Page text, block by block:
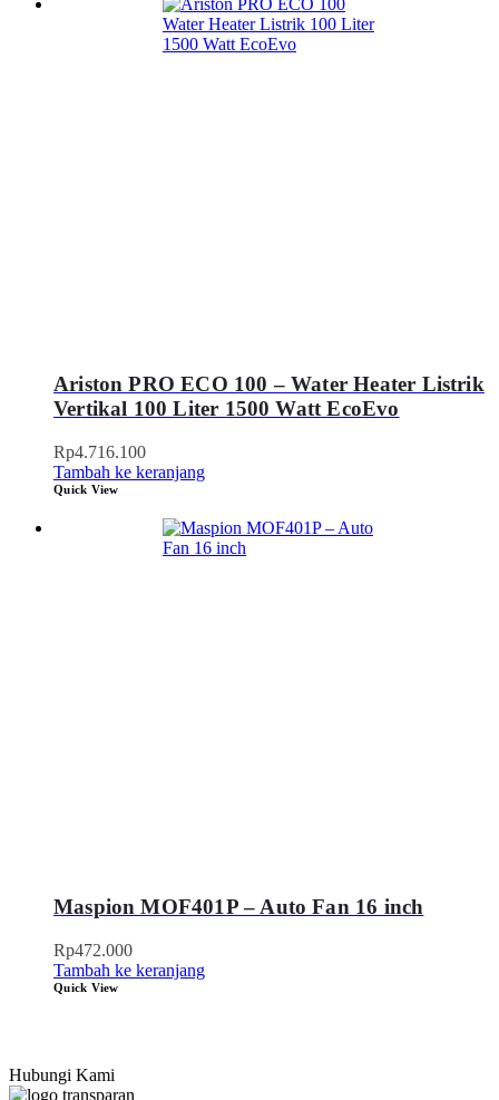
Ariston PRO ECO 100 – Water Heater Listrik
Vertikal 100 Liter 1500 Watt EcoEvo
Rp4.716.100
Tambah ke keranjang
Quick View
Maspion MOF401P – Auto Fan 16 inch
Rp472.000
Tambah ke keranjang
Quick View
Hubungi Kami